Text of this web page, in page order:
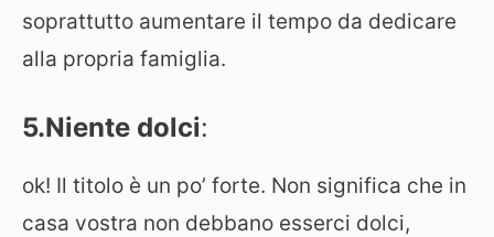
soprattutto aumentare il tempo da dedicare
alla propria famiglia.
5.Niente dolci:
ok! Il titolo è un po’ forte. Non significa che in
casa vostra non debbano esserci dolci,